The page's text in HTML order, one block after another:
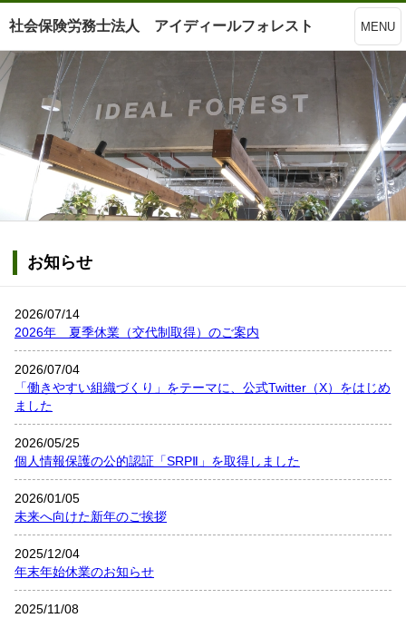
社会保険労務士法人 アイディールフォレスト MENU
お知らせ
2026/07/14
2026年 夏季休業（交代制取得）のご案内
2026/07/04
「働きやすい組織づくり」をテーマに、公式Twitter（X）をはじめ
ました
2026/05/25
個人情報保護の公的認証「SRPⅡ」を取得しました
2026/01/05
未来へ向けた新年のご挨拶
2025/12/04
年末年始休業のお知らせ
2025/11/08